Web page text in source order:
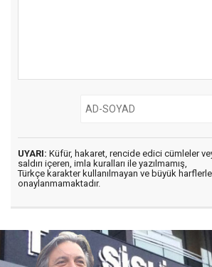
UYARI: Küfür, hakaret, rencide edici cümleler
saldırı içeren, imla kuralları ile yazılmamış,
Türkçe karakter kullanılmayan ve büyük
onaylanmamaktadır.